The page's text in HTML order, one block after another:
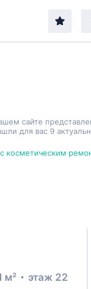
сайте
для вас 9
с косметическим
м² этаж 22